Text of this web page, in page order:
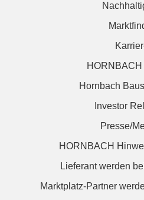
Hornbach
Investor
Presse/
HORNBACH
Lieferant werden
Marktplatz-Partner